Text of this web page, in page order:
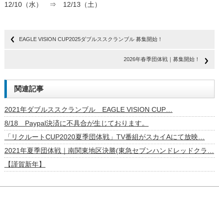
12/10（水） ⇒ 12/13（土）
EAGLE VISION CUP2025ダブルススクランブル 募集開始！
2026年春季団体戦｜募集開始！
関連記事
2021年ダブルススクランブル EAGLE VISION CUP…
8/18 Paypal決済に不具合が生じております。
「リクルートCUP2020夏季団体戦」TV番組がスカイAにて放映…
2021年夏季団体戦｜南関東地区決勝(東急セブンハンドレッドクラ…
【謹賀新年】